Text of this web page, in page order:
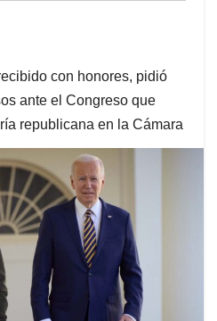
con honores, pidió
ante el Congreso que
republicana en la Cámara